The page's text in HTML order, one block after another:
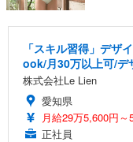
「スキル習得」デザ
ook/月30万以上可/デ
株式会社Le Lien
愛知県
月給29万5,600円～
正社員